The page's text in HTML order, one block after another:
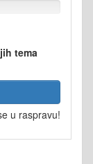
tema
u raspravu!